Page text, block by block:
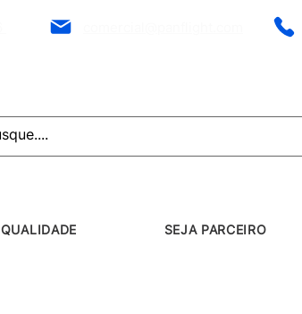
QUALIDADE SEJA PARCEIRO